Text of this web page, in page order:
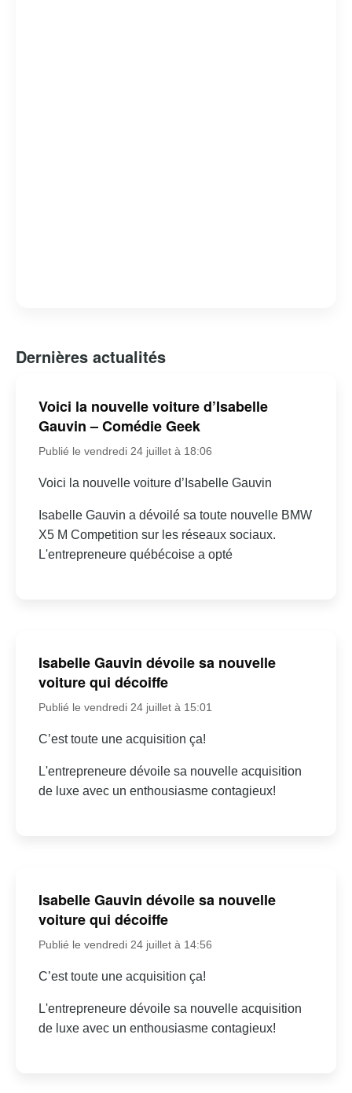
Dernières actualités
Voici la nouvelle voiture d’Isabelle
Gauvin – Comédie Geek
Publié le vendredi 24 juillet à 18:06
Voici la nouvelle voiture d’Isabelle Gauvin
Isabelle Gauvin a dévoilé sa toute nouvelle BMW
X5 M Competition sur les réseaux sociaux.
L'entrepreneure québécoise a opté
Isabelle Gauvin dévoile sa nouvelle
voiture qui décoiffe
Publié le vendredi 24 juillet à 15:01
C’est toute une acquisition ça!
L'entrepreneure dévoile sa nouvelle acquisition
de luxe avec un enthousiasme contagieux!
Isabelle Gauvin dévoile sa nouvelle
voiture qui décoiffe
Publié le vendredi 24 juillet à 14:56
C’est toute une acquisition ça!
L'entrepreneure dévoile sa nouvelle acquisition
de luxe avec un enthousiasme contagieux!